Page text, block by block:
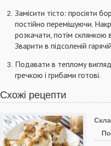
Замісити тісто: просіяти
постійно перемішуючи.
розкачати, потім склянкою
Зварити в підсоленій
Подавати в теплому
гречкою і грибами готові.
Схожі рецепти